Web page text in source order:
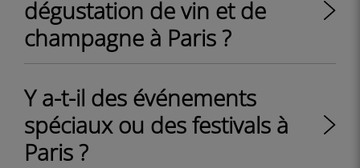
dégustation de vin et de
champagne à Paris ?
Y a-t-il des événements
spéciaux ou des festivals à
Paris ?